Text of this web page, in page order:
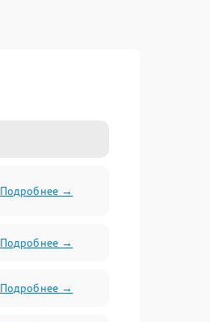
Подробнее →
Подробнее →
Подробнее →